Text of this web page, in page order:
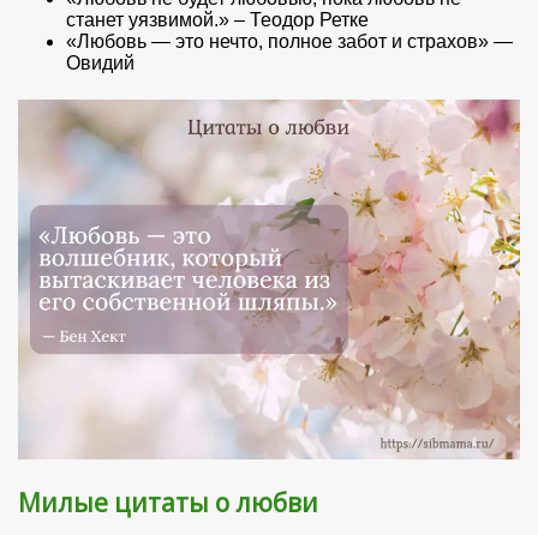
станет уязвимой.» – Теодор Ретке
«Любовь — это нечто, полное забот и страхов» —
Овидий
Милые цитаты о любви